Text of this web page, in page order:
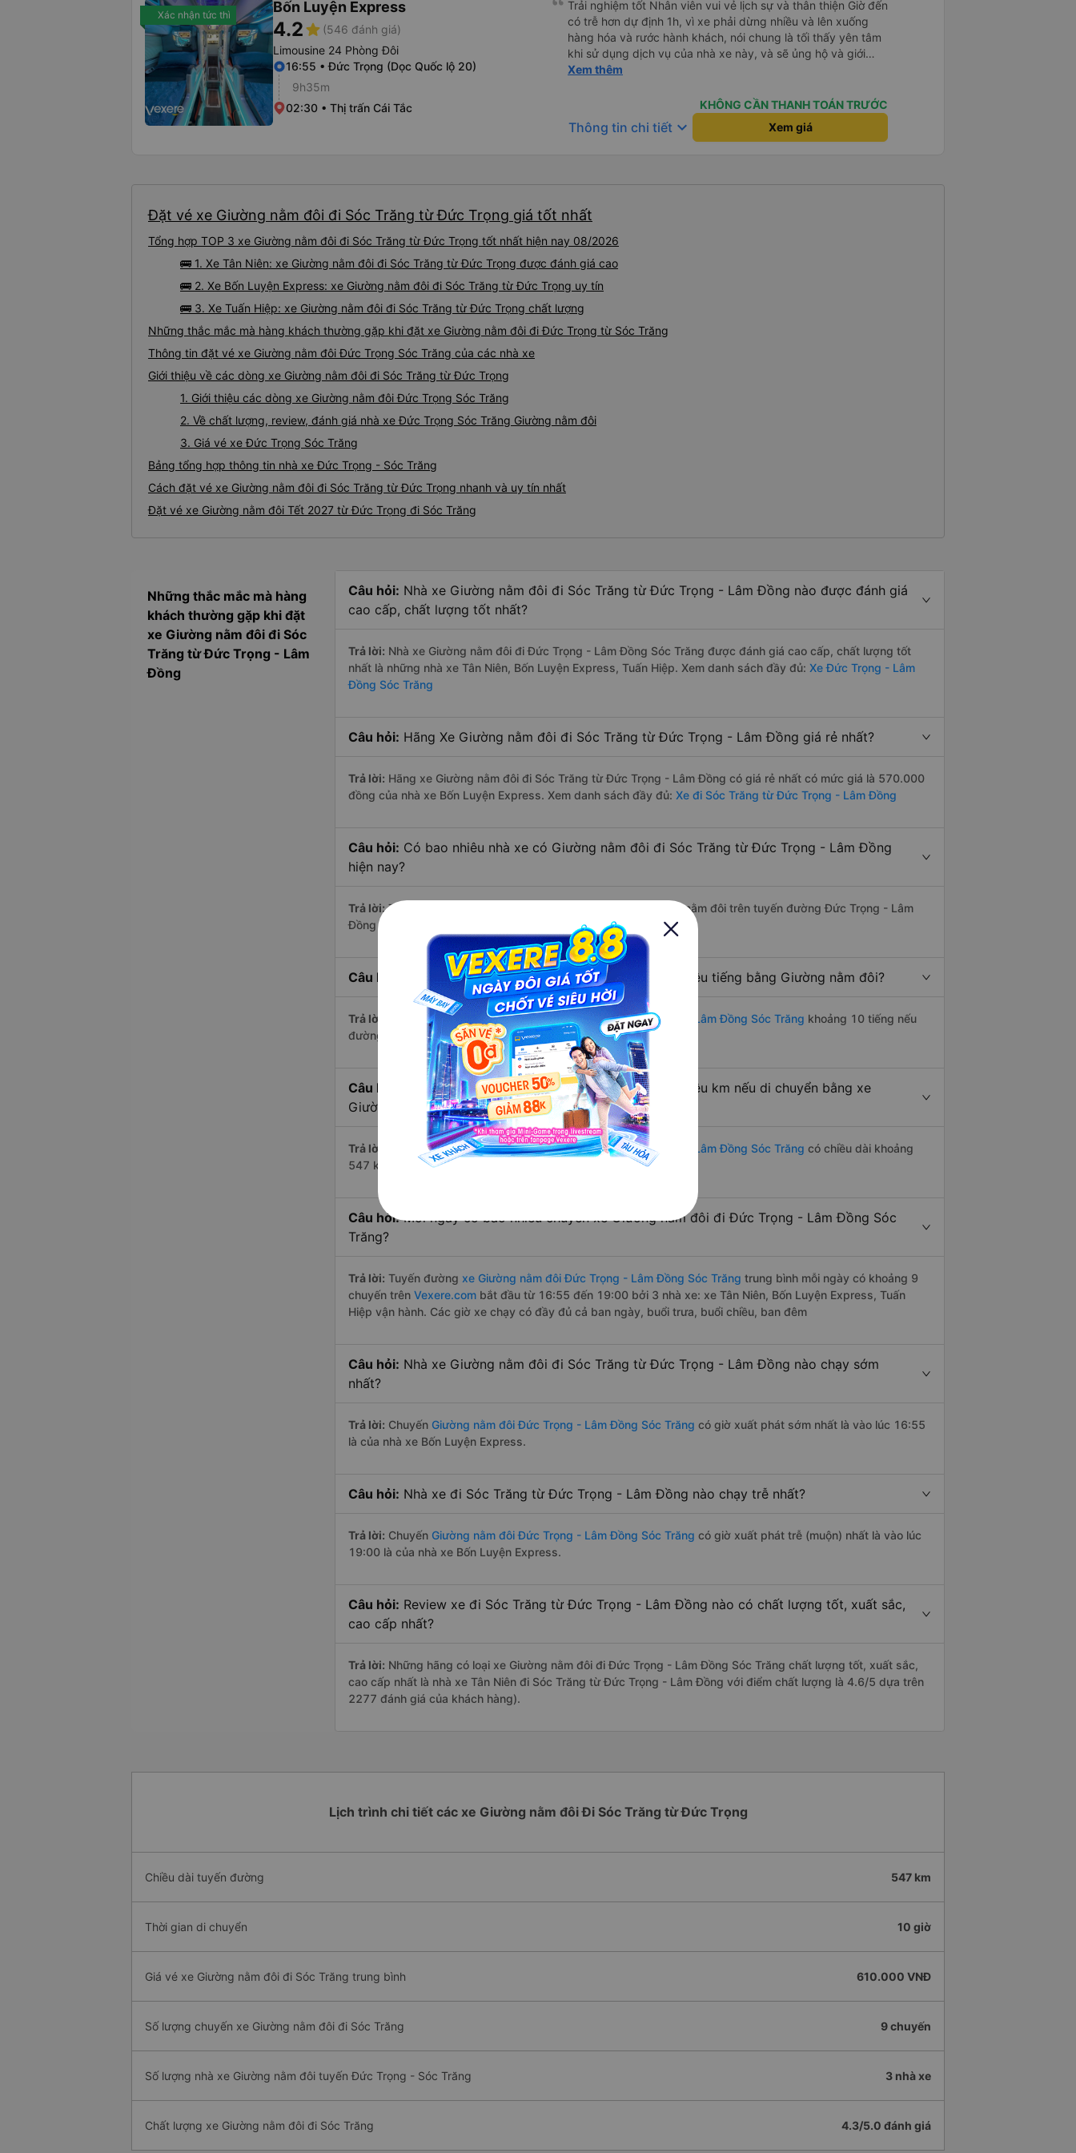
Xác nhận tức thì Bốn Luyện Express
4.2star (546 đánh giá)
Limousine 24 Phòng Đôi
16:55 • Đức Trọng (Dọc Quốc lộ 20)
9h35m
02:30 • Thị trấn Cái Tắc
Trải nghiệm tốt Nhân viên vui vẻ lịch sự và thân thiện Giờ đến
có trễ hơn dự định 1h, vì xe phải dừng nhiều và lên xuống
hàng hóa và rước hành khách, nói chung là tối thấy yên tâm
khi sử dụng dịch vụ của nhà xe này, và sẽ ủng hộ và giới
thiệu cho người thân sử dụng dịch vụ của nhà xe này
Xem thêm
KHÔNG CẦN THANH TOÁN TRƯỚC
Thông tin chi tiết keyboard_arrow_down Xem giá
Đặt vé xe Giường nằm đôi đi Sóc Trăng từ Đức Trọng giá tốt nhất
Tổng hợp TOP 3 xe Giường nằm đôi đi Sóc Trăng từ Đức Trọng tốt nhất hiện nay 08/2026
🚌 1. Xe Tân Niên: xe Giường nằm đôi đi Sóc Trăng từ Đức Trọng được đánh giá cao
🚌 2. Xe Bốn Luyện Express: xe Giường nằm đôi đi Sóc Trăng từ Đức Trọng uy tín
🚌 3. Xe Tuấn Hiệp: xe Giường nằm đôi đi Sóc Trăng từ Đức Trọng chất lượng
Những thắc mắc mà hàng khách thường gặp khi đặt xe Giường nằm đôi đi Đức Trọng từ Sóc Trăng
Thông tin đặt vé xe Giường nằm đôi Đức Trọng Sóc Trăng của các nhà xe
Giới thiệu về các dòng xe Giường nằm đôi đi Sóc Trăng từ Đức Trọng
1. Giới thiệu các dòng xe Giường nằm đôi Đức Trọng Sóc Trăng
2. Về chất lượng, review, đánh giá nhà xe Đức Trọng Sóc Trăng Giường nằm đôi
3. Giá vé xe Đức Trọng Sóc Trăng
Bảng tổng hợp thông tin nhà xe Đức Trọng - Sóc Trăng
Cách đặt vé xe Giường nằm đôi đi Sóc Trăng từ Đức Trọng nhanh và uy tín nhất
Đặt vé xe Giường nằm đôi Tết 2027 từ Đức Trọng đi Sóc Trăng
Những thắc mắc mà hàng
khách thường gặp khi đặt
xe Giường nằm đôi đi Sóc
Trăng từ Đức Trọng - Lâm
Đồng
Câu hỏi: Nhà xe Giường nằm đôi đi Sóc Trăng từ Đức Trọng - Lâm Đồng nào được đánh giá
cao cấp, chất lượng tốt nhất?
Trả lời: Nhà xe Giường nằm đôi đi Đức Trọng - Lâm Đồng Sóc Trăng được đánh giá cao cấp, chất lượng tốt
nhất là những nhà xe Tân Niên, Bốn Luyện Express, Tuấn Hiệp. Xem danh sách đầy đủ: Xe Đức Trọng - Lâm
Đồng Sóc Trăng
Câu hỏi: Hãng Xe Giường nằm đôi đi Sóc Trăng từ Đức Trọng - Lâm Đồng giá rẻ nhất?
Trả lời: Hãng xe Giường nằm đôi đi Sóc Trăng từ Đức Trọng - Lâm Đồng có giá rẻ nhất có mức giá là 570.000
đồng của nhà xe Bốn Luyện Express. Xem danh sách đầy đủ: Xe đi Sóc Trăng từ Đức Trọng - Lâm Đồng
Câu hỏi: Có bao nhiêu nhà xe có Giường nằm đôi đi Sóc Trăng từ Đức Trọng - Lâm Đồng
hiện nay?
Trả lời:Tính tới thời điểm hiện nay thì có 3 nhà xe có xe Giường nằm đôi trên tuyến đường Đức Trọng - Lâm
Đồng - Sóc Trăng hiện nay
Câu hỏi: Từ Đức Trọng - Lâm Đồng đi Sóc Trăng bao nhiêu tiếng bằng Giường nằm đôi?
Trả lời: Thời gian di chuyển bằngxe Giường nằm đôi Đức Trọng - Lâm Đồng Sóc Trăng khoảng 10 tiếng nếu
đường đi khá thuận lợi
Câu hỏi:
Từ Đức Trọng - Lâm Đồng đi Sóc Trăng bao nhiêu km nếu di chuyển bằng xe
Giường nằm đôi?
Trả lời: Đường di chuyển bằngxe Giường nằm đôi đi Đức Trọng - Lâm Đồng Sóc Trăng có chiều dài khoảng
547 km.
Câu hỏi:Mỗi ngày có bao nhiêu chuyến xe Giường nằm đôi đi Đức Trọng - Lâm Đồng Sóc
Trăng?
Trả lời: Tuyến đường xe Giường nằm đôi Đức Trọng - Lâm Đồng Sóc Trăng trung bình mỗi ngày có khoảng 9
chuyến trên Vexere.com bắt đầu từ 16:55 đến 19:00 bởi 3 nhà xe: xe Tân Niên, Bốn Luyện Express, Tuấn
Hiệp vận hành. Các giờ xe chạy có đầy đủ cả ban ngày, buổi trưa, buổi chiều, ban đêm
Câu hỏi: Nhà xe Giường nằm đôi đi Sóc Trăng từ Đức Trọng - Lâm Đồng nào chạy sớm
nhất?
Trả lời: Chuyến Giường nằm đôi Đức Trọng - Lâm Đồng Sóc Trăng có giờ xuất phát sớm nhất là vào lúc 16:55
là của nhà xe Bốn Luyện Express.
Câu hỏi: Nhà xe đi Sóc Trăng từ Đức Trọng - Lâm Đồng nào chạy trễ nhất?
Trả lời: Chuyến Giường nằm đôi Đức Trọng - Lâm Đồng Sóc Trăng có giờ xuất phát trễ (muộn) nhất là vào lúc
19:00 là của nhà xe Bốn Luyện Express.
Câu hỏi: Review xe đi Sóc Trăng từ Đức Trọng - Lâm Đồng nào có chất lượng tốt, xuất sắc,
cao cấp nhất?
Trả lời: Những hãng có loại xe Giường nằm đôi đi Đức Trọng - Lâm Đồng Sóc Trăng chất lượng tốt, xuất sắc,
cao cấp nhất là nhà xe Tân Niên đi Sóc Trăng từ Đức Trọng - Lâm Đồng với điểm chất lượng là 4.6/5 dựa trên
2277 đánh giá của khách hàng).
Lịch trình chi tiết các xe Giường nằm đôi Đi Sóc Trăng từ Đức Trọng
Chiều dài tuyến đường 547 km
Thời gian di chuyển 10 giờ
Giá vé xe Giường nằm đôi đi Sóc Trăng trung bình 610.000 VNĐ
Số lượng chuyến xe Giường nằm đôi đi Sóc Trăng 9 chuyến
Số lượng nhà xe Giường nằm đôi tuyến Đức Trọng - Sóc Trăng 3 nhà xe
Chất lượng xe Giường nằm đôi đi Sóc Trăng 4.3/5.0 đánh giá